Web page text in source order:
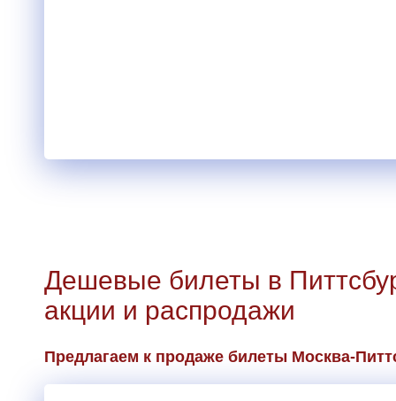
Дешевые билеты в
акции и распродажи
Предлагаем к продаже билеты Москва-